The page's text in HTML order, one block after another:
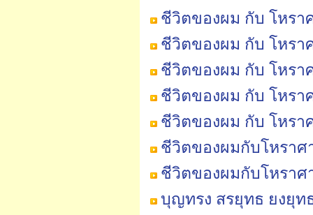
ชีวิตของผม กับ โหร
ชีวิตของผม กับ โหรา
ชีวิตของผม กับ โหร
ชีวิตของผม กับ โหรา
ชีวิตของผม กับ โหรา
ชีวิตของผมกับโหราศ
ชีวิตของผมกับโหราศ
บุญทรง สรยุทธ ยงยุท